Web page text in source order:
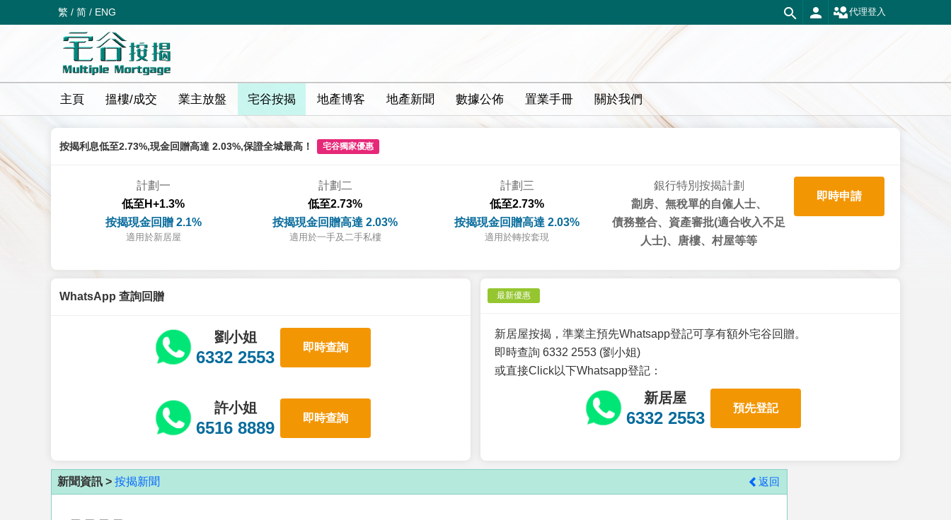
繁 / 简 / ENG 代理登入
主頁 搵樓/成交 業主放盤 宅谷按揭 地產博客 地產新聞 數據公佈 置業手冊 關於我們
按揭利息低至2.73%,現金回贈高達 2.03%,保證全城最高！ 宅谷獨家優惠
計劃一
低至H+1.3%
按揭現金回贈 2.1%
適用於新居屋
計劃二
低至2.73%
按揭現金回贈高達 2.03%
適用於一手及二手私樓
計劃三
低至2.73%
按揭現金回贈高達 2.03%
適用於轉按套現
銀行特別按揭計劃
劏房、無稅單的自僱人士、
債務整合、資產審批(適合收入不足
人士)、唐樓、村屋等等
即時申請
WhatsApp 查詢回贈
劉小姐
6332 2553
即時查詢
許小姐
6516 8889
即時查詢
最新優惠
新居屋按揭，準業主預先Whatsapp登記可享有額外宅谷回贈。
即時查詢 6332 2553 (劉小姐)
或直接Click以下Whatsapp登記：
新居屋
6332 2553
預先登記
新聞資訊 > 按揭新聞 返回